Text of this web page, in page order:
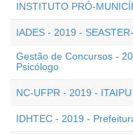
INSTITUTO PRÓ-
IADES - 2019 -
Gestão de Concursos -
Psicólogo
NC-UFPR - 2019 -
IDHTEC - 2019 -